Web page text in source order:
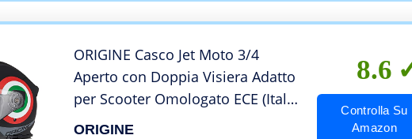
ORIGINE Casco Jet Moto 3/4
Aperto con Doppia Visiera Adatto
per Scooter Omologato ECE (Italy
2.0 Matt Black,L)
ORIGINE
8.6
Controlla Su
Amazon